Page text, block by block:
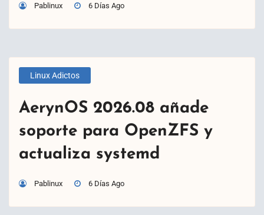
Pablinux 6 Días Ago
Linux Adictos
AerynOS 2026.08 añade
soporte para OpenZFS y
actualiza systemd
Pablinux 6 Días Ago